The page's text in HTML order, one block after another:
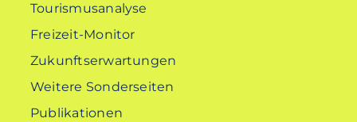
Tourismusanalyse
Freizeit-Monitor
Zukunftserwartungen
Weitere Sonderseiten
Publikationen